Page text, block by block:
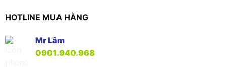
HOTLINE MUA HÀNG
Mr Lâm
0901.940.968